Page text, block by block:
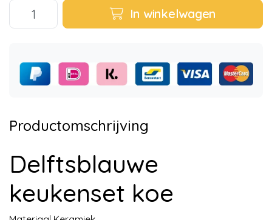
In winkelwagen
Productomschrijving
Delftsblauwe
keukenset koe